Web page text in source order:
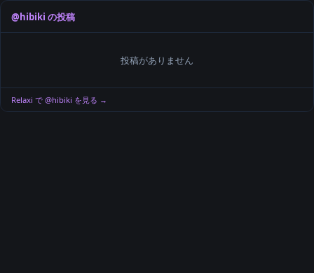
@hibiki の投稿
投稿がありません
Relaxi で @hibiki を見る →